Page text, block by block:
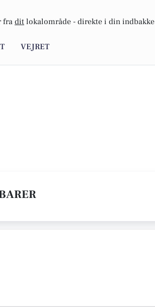
fra dit lokalområde - direkte i din indbakke
VEJRET